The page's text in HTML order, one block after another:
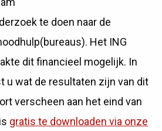
te doen naar de
Het ING
dit financieel mogelijk. In
u wat de resultaten zijn van dit
verscheen aan het eind van
gratis te downloaden via onze